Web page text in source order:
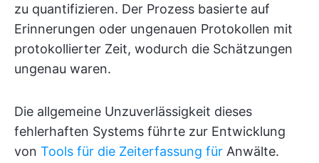
zu quantifizieren. Der Prozess basierte auf
Erinnerungen oder ungenauen Protokollen mit
protokollierter Zeit, wodurch die Schätzungen
ungenau waren.
Die allgemeine Unzuverlässigkeit dieses
fehlerhaften Systems führte zur Entwicklung
von Tools für die Zeiterfassung für Anwälte.